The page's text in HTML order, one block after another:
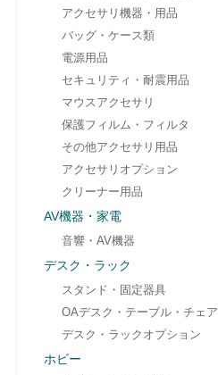
アクセサリ機器・用品
バッグ・ケース類
電源用品
セキュリティ・耐震用品
マウスアクセサリ
保護フィルム・フィルタ
その他アクセサリ用品
アクセサリオプション
クリーナー用品
AV機器・家電
音響・AV機器
デスク・ラック
スタンド・固定器具
OAデスク・テーブル・チェア
デスク・ラックオプション
ホビー